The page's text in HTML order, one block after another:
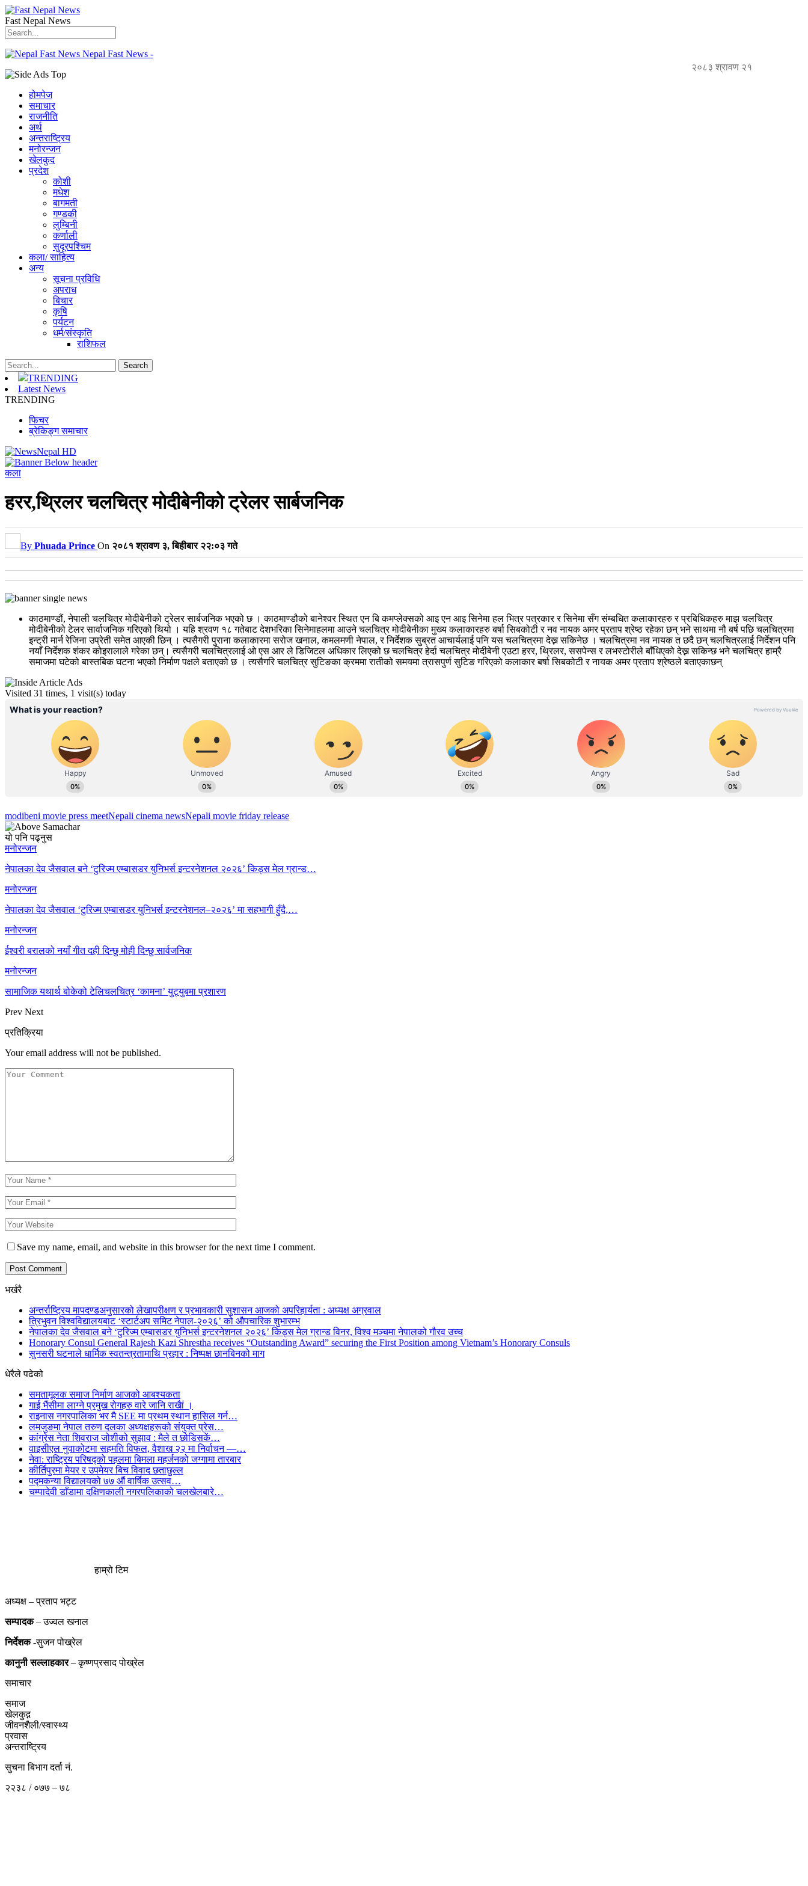
Fast Nepal News
Nepal Fast News -
२०८३ श्रावण २१
होमपेज
समाचार
राजनीति
अर्थ
अन्तराष्ट्रिय
मनोरन्जन
खेलकुद
प्रदेश
कोशी
मधेश
बागमती
गण्डकी
लुम्बिनी
कर्णाली
सुदूरपश्चिम
कला/ साहित्य
अन्य
सूचना प्रविधि
अपराध
बिचार
कृषि
पर्यटन
धर्म/संस्कृति
राशिफल
TRENDING
Latest News
TRENDING
फिचर
ब्रेकिङ्ग समाचार
कला
हरर,थ्रिलर चलचित्र मोदीबेनीको ट्रेलर सार्बजनिक
By Phuada Prince On २०८१ श्रावण ३, बिहीबार २२:०३ गते
काठमाण्डौं, नेपाली चलचित्र मोदीबेनीको ट्रेलर सार्बजनिक भएको छ । काठमाण्डौको बानेश्वर स्थित एन बि कमप्लेक्सको आइ एन आइ सिनेमा हल भित्र पत्रकार र सिनेमा सँग संम्बधित कलाकारहरु र प्रबिधिकहरु माझ चलचित्र
मोदीबेनीको टेलर सार्वाजनिक गरिएको थियो । यहि श्रवण १८ गतेबाट देशभरिका सिनेमाहलमा आउने चलचित्र मोदीबेनीका मुख्य कलाकारहरु बर्षा सिबकोटी र नव नायक अमर प्रताप श्रेष्ठ रहेका छन् भने साथमा नौ बर्ष पछि चलचित्रमा
इन्ट्री मार्न रेजिना उप्रेती समेत आएकी छिन् । त्यसैगरी पुराना कलाकारमा सरोज खनाल, कमलमणी नेपाल, र निर्देशक सुब्रत आचार्यलाई पनि यस चलचित्रमा देख्न सकिनेछ । चलचित्रमा नव नायक त छदै छन् चलचित्रलाई निर्देशन पनि
नयाँ निर्देशक शंकर कोइरालाले गरेका छन्। त्यसैगरी चलचित्रलाई ओ एस आर ले डिजिटल अधिकार लिएको छ चलचित्र हेर्दा चलचित्र मोदीबेनी एउटा हरर, थ्रिलर, ससपेन्स र लभस्टोरीले बाँधिएको देख्न सकिन्छ भने चलचित्र हाम्रै
समाजमा घटेको बास्तबिक घटना भएको निर्माण पक्षले बताएको छ । त्यसैगरि चलचित्र सुटिङका क्रममा रातीको समयमा त्रासपुर्ण सुटिङ गरिएको कलाकार बर्षा सिबकोटी र नायक अमर प्रताप श्रेष्ठले बताएकाछन्
Visited 31 times, 1 visit(s) today
modibeni movie press meetNepali cinema newsNepali movie friday release
यो पनि पढ्नुस
मनोरन्जन
नेपालका देव जैसवाल बने ‘टुरिज्म एम्बासडर युनिभर्स इन्टरनेशनल २०२६’ किड्स मेल ग्रान्ड…
मनोरन्जन
नेपालका देव जैसवाल ‘टुरिज्म एम्बासडर युनिभर्स इन्टरनेशनल–२०२६’ मा सहभागी हुँदै,…
मनोरन्जन
ईश्वरी बरालको नयाँ गीत दही दिन्छु मोही दिन्छु सार्वजनिक
मनोरन्जन
सामाजिक यथार्थ बोकेको टेलिचलचित्र ‘कामना’ युट्युबमा प्रशारण
Prev Next
प्रतिक्रिया
Your email address will not be published.
Save my name, email, and website in this browser for the next time I comment.
भर्खरै
अन्तर्राष्ट्रिय मापदण्डअनुसारको लेखापरीक्षण र प्रभावकारी सुशासन आजको अपरिहार्यता : अध्यक्ष अग्रवाल
त्रिभुवन विश्वविद्यालयबाट ‘स्टार्टअप समिट नेपाल-२०२६’ को औपचारिक शुभारम्भ
नेपालका देव जैसवाल बने ‘टुरिज्म एम्बासडर युनिभर्स इन्टरनेशनल २०२६’ किड्स मेल ग्रान्ड विनर, विश्व मञ्चमा नेपालको गौरव उच्च
Honorary Consul General Rajesh Kazi Shrestha receives “Outstanding Award” securing the First Position among Vietnam’s Honorary Consuls
सुनसरी घटनाले धार्मिक स्वतन्त्रतामाथि प्रहार : निष्पक्ष छानबिनको माग
धेरैले पढेको
समतामूलक समाज निर्माण आजको आबश्यकता
गाई भैंसीमा लाग्ने प्रमुख रोगहरु वारे जानि राखैां ।
राइनास नगरपालिका भर मै SEE मा प्रथम स्थान हासिल गर्न…
लमजुङमा नेपाल तरुण दलका अध्यक्षहरूको संयुक्त प्रेस…
कांग्रेस नेता शिवराज जोशीको सुझाव : मैले त छोडिसकें…
वाइसीएल नुवाकोटमा सहमति विफल, वैशाख २२ मा निर्वाचन —…
नेवा: राष्ट्रिय परिषद्को पहलमा बिमला महर्जनको जग्गामा तारबार
कीर्तिपुरमा मेयर र उपमेयर बिच विवाद छताछुल्ल
पद्मकन्या विद्यालयको ७७ औं ‌‌वार्षिक ‌उत्सव…
चम्पादेवी डाँडामा दक्षिणकाली नगरपलिकाको चलखेलबारे…
हाम्रो टिम
अध्यक्ष – प्रताप भट्ट
सम्पादक– उज्वल खनाल
निर्देशक-सुजन पोख्रेल
कानुनी सल्लाहकार– कृष्णप्रसाद पोख्रेल
समाचार
समाज
खेलकुद़़
जीवनशैली/स्वास्थ्य
प्रवास
अन्तराष्ट्रिय
सुचना बिभाग दर्ता नं.
२२३८ / ०७७ – ७८